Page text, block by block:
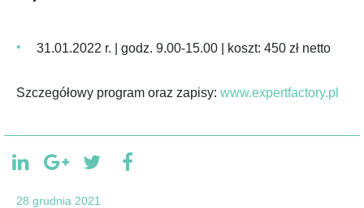
31.01.2022 r. | godz. 9.00-15.00 | koszt: 450 zł netto
Szczegółowy program oraz zapisy: www.expertfactory.pl
28 grudnia 2021